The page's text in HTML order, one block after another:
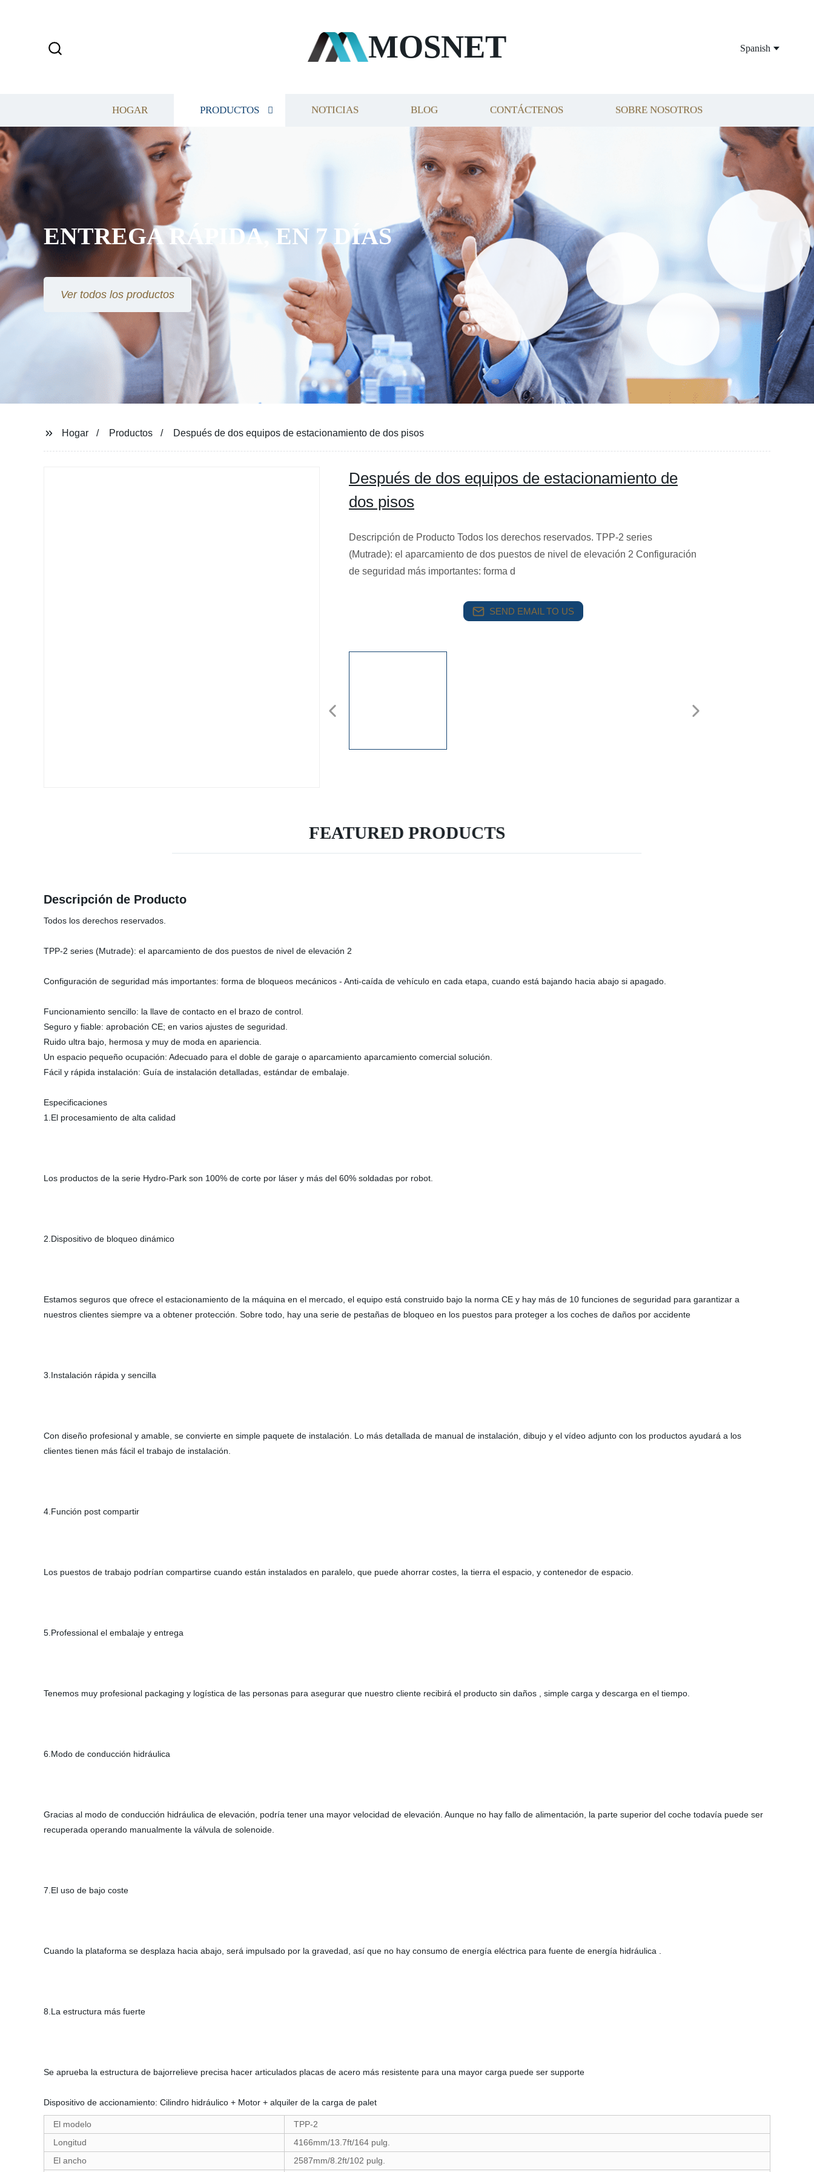
MOSNET Spanish
HOGAR PRODUCTOS NOTICIAS BLOG CONTÁCTENOS SOBRE NOSOTROS
ENTREGA RÁPIDA, EN 7 DÍAS
Ver todos los productos
Hogar Productos Después de dos equipos de estacionamiento de dos pisos
Después de dos equipos de estacionamiento de
dos pisos
Descripción de Producto Todos los derechos reservados. TPP-2 series
(Mutrade): el aparcamiento de dos puestos de nivel de elevación 2 Configuración
de seguridad más importantes: forma d
SEND EMAIL TO US
FEATURED PRODUCTS
Descripción de Producto
Todos los derechos reservados.
TPP-2 series (Mutrade): el aparcamiento de dos puestos de nivel de elevación 2
Configuración de seguridad más importantes: forma de bloqueos mecánicos - Anti-caída de vehículo en cada etapa, cuando está bajando hacia abajo si apagado.
Funcionamiento sencillo: la llave de contacto en el brazo de control.
Seguro y fiable: aprobación CE; en varios ajustes de seguridad.
Ruido ultra bajo, hermosa y muy de moda en apariencia.
Un espacio pequeño ocupación: Adecuado para el doble de garaje o aparcamiento aparcamiento comercial solución.
Fácil y rápida instalación: Guía de instalación detalladas, estándar de embalaje.
Especificaciones
1.El procesamiento de alta calidad
Los productos de la serie Hydro-Park son 100% de corte por láser y más del 60% soldadas por robot.
2.Dispositivo de bloqueo dinámico
Estamos seguros que ofrece el estacionamiento de la máquina en el mercado, el equipo está construido bajo la norma CE y hay más de 10 funciones de seguridad para garantizar a
nuestros clientes siempre va a obtener protección. Sobre todo, hay una serie de pestañas de bloqueo en los puestos para proteger a los coches de daños por accidente
3.Instalación rápida y sencilla
Con diseño profesional y amable, se convierte en simple paquete de instalación. Lo más detallada de manual de instalación, dibujo y el vídeo adjunto con los productos ayudará a los
clientes tienen más fácil el trabajo de instalación.
4.Función post compartir
Los puestos de trabajo podrían compartirse cuando están instalados en paralelo, que puede ahorrar costes, la tierra el espacio, y contenedor de espacio.
5.Professional el embalaje y entrega
Tenemos muy profesional packaging y logística de las personas para asegurar que nuestro cliente recibirá el producto sin daños , simple carga y descarga en el tiempo.
6.Modo de conducción hidráulica
Gracias al modo de conducción hidráulica de elevación, podría tener una mayor velocidad de elevación. Aunque no hay fallo de alimentación, la parte superior del coche todavía puede ser
recuperada operando manualmente la válvula de solenoide.
7.El uso de bajo coste
Cuando la plataforma se desplaza hacia abajo, será impulsado por la gravedad, así que no hay consumo de energía eléctrica para fuente de energía hidráulica .
8.La estructura más fuerte
Se aprueba la estructura de bajorrelieve precisa hacer articulados placas de acero más resistente para una mayor carga puede ser supporte
Dispositivo de accionamiento: Cilindro hidráulico + Motor + alquiler de la carga de palet
El modelo
TPP-2
Longitud
4166mm/13.7ft/164 pulg.
El ancho
2587mm/8.2ft/102 pulg.